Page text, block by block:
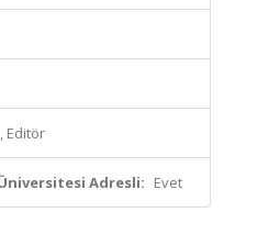
Editör
Adresli: Evet